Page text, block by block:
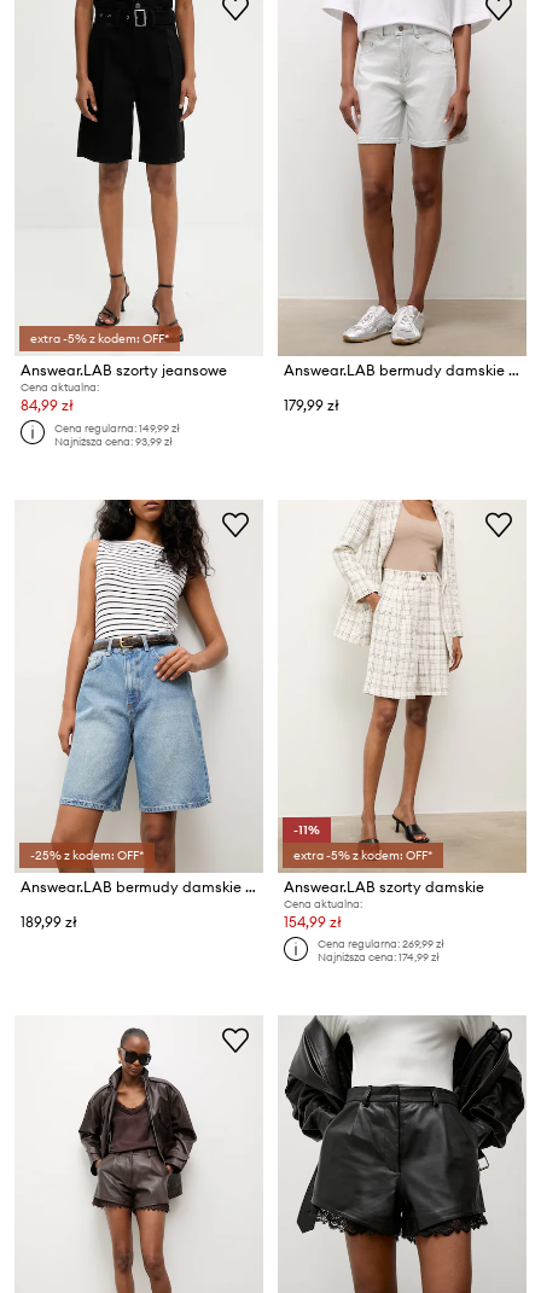
extra -5% z kodem: OFF*
Answear.LAB szorty jeansowe
Cena aktualna:
84,99 zł
Cena regularna:149,99 zł
Najniższa cena:93,99 zł
Answear.LAB bermudy damskie jeansowe
179,99 zł
-25% z kodem: OFF*
Answear.LAB bermudy damskie jeansowe
189,99 zł
-11%
extra -5% z kodem: OFF*
Answear.LAB szorty damskie
Cena aktualna:
154,99 zł
Cena regularna:269,99 zł
Najniższa cena:174,99 zł